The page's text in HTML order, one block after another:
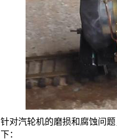
针对汽轮机的磨损和腐蚀问
下：